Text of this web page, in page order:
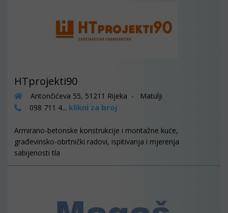
HTprojekti90
Antončićeva 55, 51211 Rijeka - Matulji
098 711 4... klikni za broj
Armirano-betonske konstrukcije i montažne kuće,
građevinsko-obrtnički radovi, ispitivanja i mjerenja
sabijenosti tla